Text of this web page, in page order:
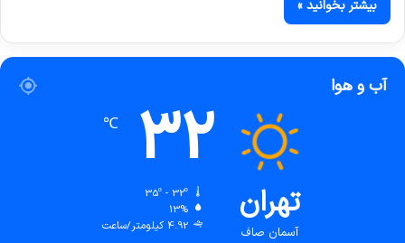
بیشتر بخوانید »
آب و هوا
تهران
آسمان صاف
32
℃
35º - 32º
13%
4.92 کیلومتر/ساعت